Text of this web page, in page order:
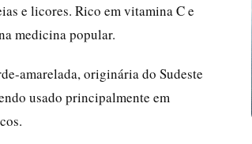
e licores. Rico em vitamina C e
medicina popular.
amarelada, originária do Sudeste
usado principalmente em